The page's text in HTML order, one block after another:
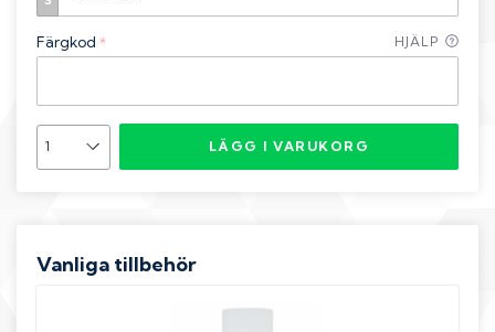
Färgkod * HJÄLP
LÄGG I VARUKORG
Vanliga tillbehör